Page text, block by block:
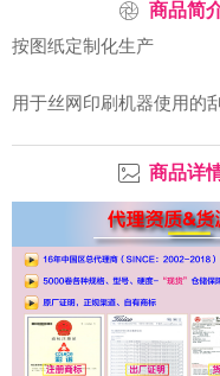
商品简
按图纸定制化生产
用于丝网印刷机器使用的
商品详
ꁵ
ꂈ